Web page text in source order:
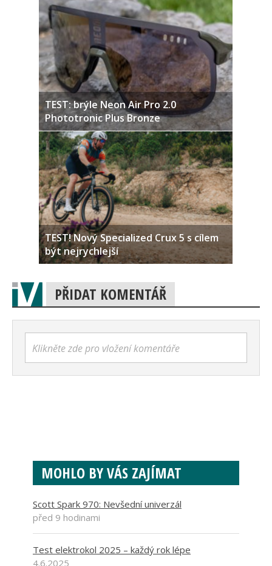
TEST: brýle Neon Air Pro 2.0
Phototronic Plus Bronze
TEST! Nový Specialized Crux 5 s cílem
být nejrychlejší
PŘIDAT KOMENTÁŘ
Klikněte zde pro vložení komentáře
MOHLO BY VÁS ZAJÍMAT
Scott Spark 970: Nevšední univerzál
před 9 hodinami
Test elektrokol 2025 – každý rok lépe
4.6.2025